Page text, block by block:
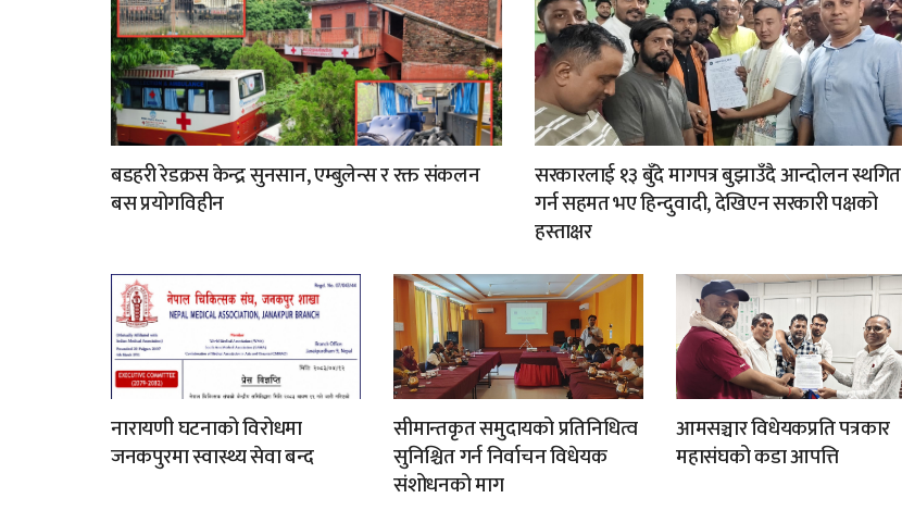
बडहरी रेडक्रस केन्द्र सुनसान, एम्बुलेन्स र रक्त संकलन
बस प्रयोगविहीन
सरकारलाई १३ बुँदे मागपत्र बुझाउँदै आन्दोलन स्थगित
गर्न सहमत भए हिन्दुवादी, देखिएन सरकारी पक्षको
हस्ताक्षर
नारायणी घटनाको विरोधमा
जनकपुरमा स्वास्थ्य सेवा बन्द
सीमान्तकृत समुदायको प्रतिनिधित्व
सुनिश्चित गर्न निर्वाचन विधेयक
संशोधनको माग
आमसञ्चार विधेयकप्रति पत्रकार
महासंघको कडा आपत्ति